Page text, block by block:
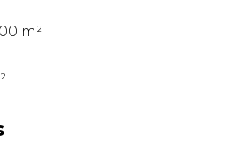
m²